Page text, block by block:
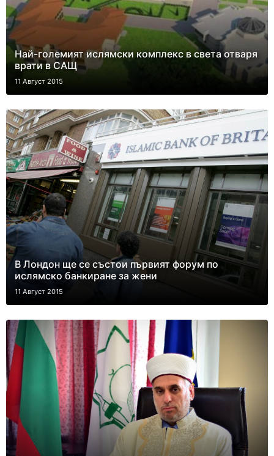
Най-големият ислямски комплекс в света отваря
врати в САЩ
11 Август 2015
В Лондон ще се състои първият форум по
ислямско банкиране за жени
11 Август 2015